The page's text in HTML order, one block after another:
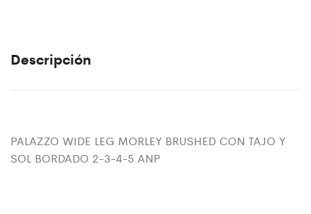
Descripción
PALAZZO WIDE LEG MORLEY BRUSHED CON TAJO Y
SOL BORDADO 2-3-4-5 ANP